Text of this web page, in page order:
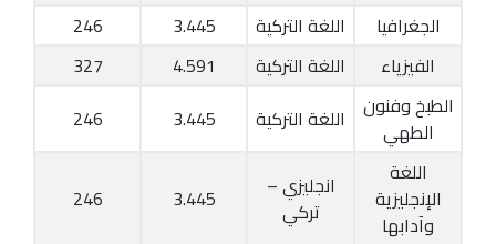
الجغرافيا
اللغة التركية 3.445
246
الفيزياء
اللغة التركية 4.591
327
الطبخ وفنون
الطهي
اللغة التركية 3.445
246
اللغة
الإنجليزية
وآدابها
انجليزي –
تركي
3.445
246